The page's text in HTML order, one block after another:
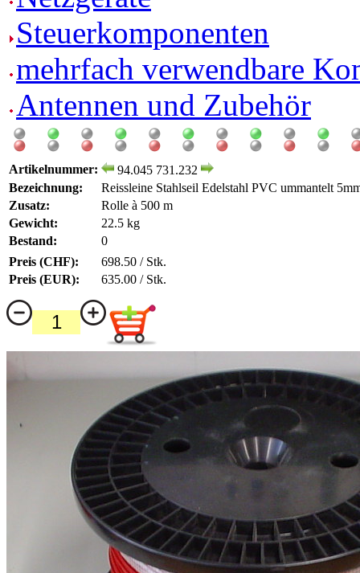
Steuerkomponenten
mehrfach verwendbare
Antennen und Zubehör
Artikelnummer:
94.045 731.232
Bezeichnung:
Reissleine Stahlseil Edelstahl PVC ummantelt
Zusatz:
Rolle à 500 m
Gewicht:
22.5 kg
Bestand:
0
Preis (CHF):
698.50 / Stk.
Preis (EUR):
635.00 / Stk.